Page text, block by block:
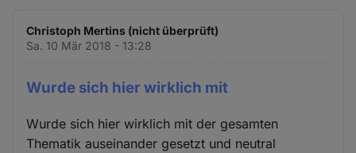
Christoph Mertins (nicht überprüft)
Sa. 10 Mär 2018 - 13:28
Wurde sich hier wirklich mit
Wurde sich hier wirklich mit der gesamten
Thematik auseinander gesetzt und neutral